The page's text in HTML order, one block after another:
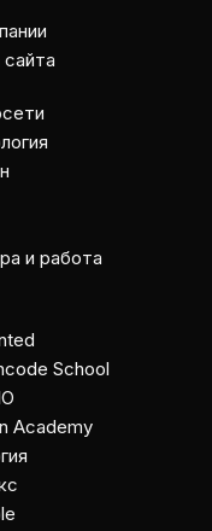
и работа
School
Academy